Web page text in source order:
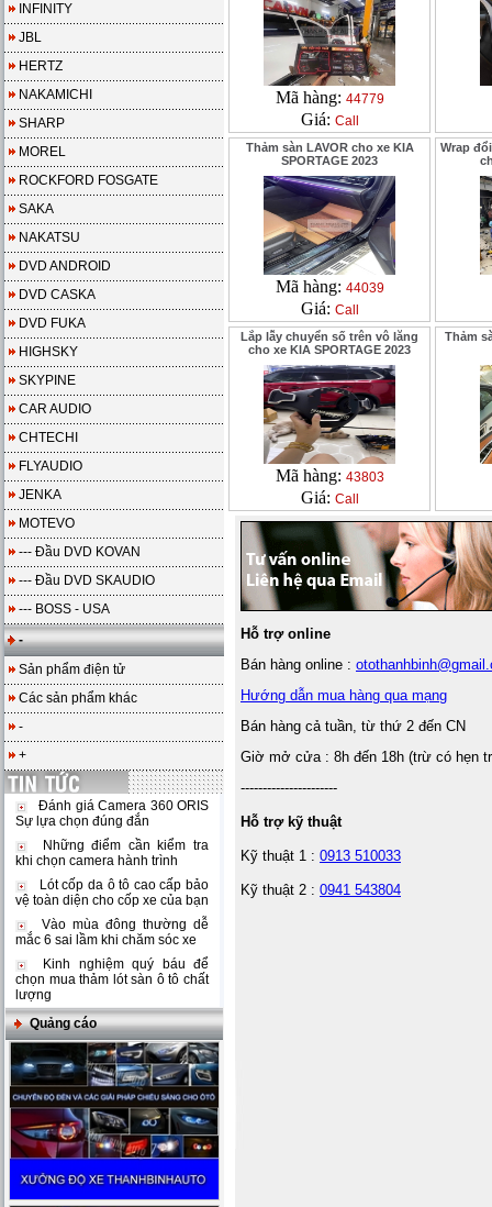
INFINITY
JBL
HERTZ
NAKAMICHI
SHARP
MOREL
ROCKFORD FOSGATE
SAKA
NAKATSU
DVD ANDROID
DVD CASKA
DVD FUKA
HIGHSKY
SKYPINE
CAR AUDIO
CHTECHI
FLYAUDIO
JENKA
MOTEVO
--- Đầu DVD KOVAN
--- Đầu DVD SKAUDIO
--- BOSS - USA
-
Sản phẩm điện tử
Các sản phẩm khác
-
+
Đánh giá Camera 360 ORIS
Sự lựa chọn đúng đắn
Những điểm cần kiểm tra
khi chọn camera hành trình
Lót cốp da ô tô cao cấp bảo
vệ toàn diện cho cốp xe của bạn
Vào mùa đông thường dễ
mắc 6 sai lầm khi chăm sóc xe
Kinh nghiệm quý báu để
chọn mua thảm lót sàn ô tô chất
lượng
Quảng cáo
Mã hàng: 44779
Giá: Call
Thảm sàn LAVOR cho xe KIA
SPORTAGE 2023
Mã hàng: 44039
Giá: Call
Wrap
Lắp lẫy chuyển số trên vô lăng
cho xe KIA SPORTAGE 2023
Mã hàng: 43803
Giá: Call
Thảm
Hỗ trợ online
Bán hàng online :
Hướng dẫn mua hàng qua mạng
Bán hàng cả tuần, từ thứ 2 đến CN
Giờ mở cửa : 8h đến 18h (trừ có hẹn
----------------------
Hỗ trợ kỹ thuật
Kỹ thuật 1 : 0913 510033
Kỹ thuật 2 : 0941 543804